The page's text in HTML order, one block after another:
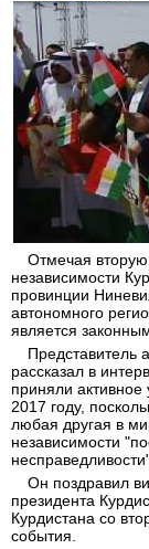
Отмечая
независимости
провинции
автономного
является
Представитель
рассказал в
приняли
2017 году,
любая другая в
независимости
Он поздравил
президента
Курдистана со
события.